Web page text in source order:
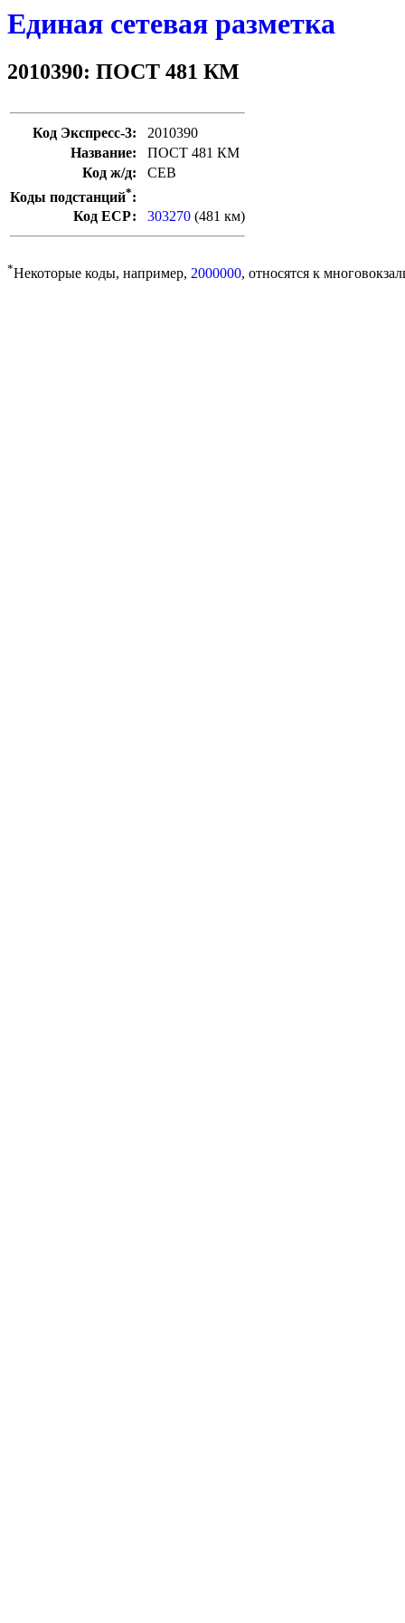
Единая сетевая разметка
2010390: ПОСТ 481 КМ
Код Экспресс-3:
2010390
Название:
ПОСТ 481 КМ
Код ж/д:
СЕВ
Коды подстанций*:
Код ЕСР:
303270 (481 км)
*Некоторые коды, например, 2000000, относятся к